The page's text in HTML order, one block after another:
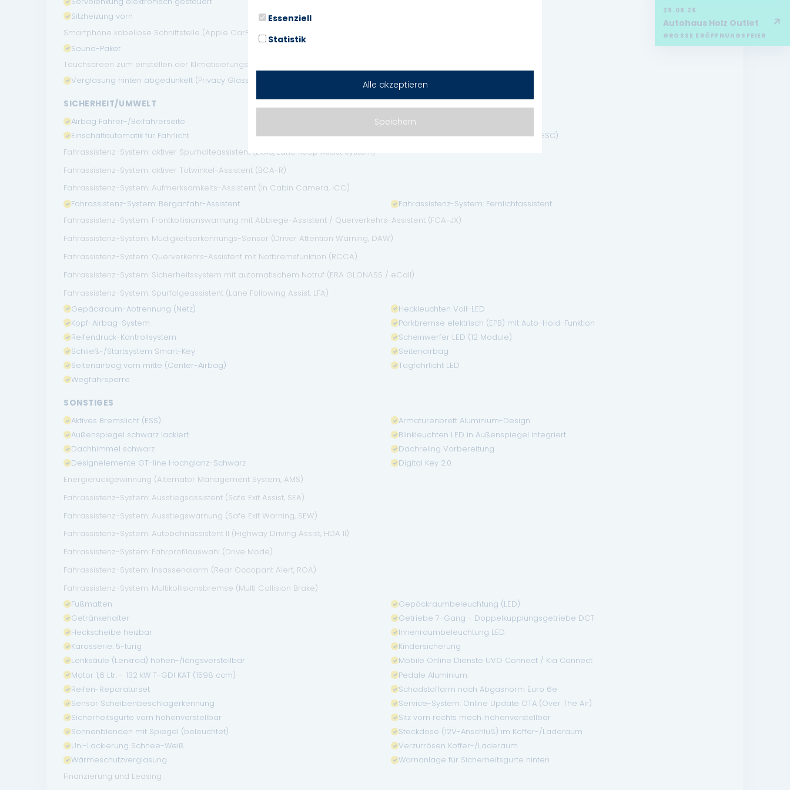
Sitzheizung vorn
Smartphone kabellose Schnittstelle (Apple CarPlay & Android Auto)
Sound-Paket
Touchscreen zum einstellen der Klimatisierungsanlage (5,3 Zoll)
Verglasung hinten abgedunkelt (Privacy Glass)
Zentralverriegelung
SICHERHEIT/UMWELT
Airbag Fahrer-/Beifahrerseite
Anti-Blockier-System (ABS)
Einschaltautomatik für Fahrlicht
Elektron. Stabilitäts-Programm (ESP / ESC)
Fahrassistenz-System: aktiver Spurhalteassistent (LKAS, Lane Keep Assist System)
Fahrassistenz-System: aktiver Totwinkel-Assistent (BCA-R)
Fahrassistenz-System: Aufmerksamkeits-Assistent (In Cabin Camera, ICC)
Fahrassistenz-System: Berganfahr-Assistent
Fahrassistenz-System: Fernlichtassistent
Fahrassistenz-System: Frontkollisionswarnung mit Abbiege-Assistent / Querverkehrs-Assistent (FCA-JX)
Fahrassistenz-System: Müdigkeitserkennungs-Sensor (Driver Attention Warning, DAW)
Fahrassistenz-System: Querverkehrs-Assistent mit Notbremsfunktion (RCCA)
Fahrassistenz-System: Sicherheitssystem mit automatischem Notruf (ERA GLONASS / eCall)
Fahrassistenz-System: Spurfolgeassistent (Lane Following Assist, LFA)
Gepäckraum-Abtrennung (Netz)
Heckleuchten Voll-LED
Kopf-Airbag-System
Parkbremse elektrisch (EPB) mit Auto-Hold-Funktion
Reifendruck-Kontrollsystem
Scheinwerfer LED (12 Module)
Schließ-/Startsystem Smart-Key
Seitenairbag
Seitenairbag vorn mitte (Center-Airbag)
Tagfahrlicht LED
Wegfahrsperre
SONSTIGES
Aktives Bremslicht (ESS)
Armaturenbrett Aluminium-Design
Außenspiegel schwarz lackiert
Blinkleuchten LED in Außenspiegel integriert
Dachhimmel schwarz
Dachreling Vorbereitung
Designelemente GT-line Hochglanz-Schwarz
Digital Key 2.0
Energierückgewinnung (Alternator Management System, AMS)
Fahrassistenz-System: Ausstiegsassistent (Safe Exit Assist, SEA)
Fahrassistenz-System: Ausstiegswarnung (Safe Exit Warning, SEW)
Fahrassistenz-System: Autobahnassistent II (Highway Driving Assist, HDA II)
Fahrassistenz-System: Fahrprofilauswahl (Drive Mode)
Fahrassistenz-System: Insassenalarm (Rear Occopant Alert, ROA)
Fahrassistenz-System: Multikollisionsbremse (Multi Collision Brake)
Fußmatten
Gepäckraumbeleuchtung (LED)
Getränkehalter
Getriebe 7-Gang - Doppelkupplungsgetriebe DCT
Heckscheibe heizbar
Innenraumbeleuchtung LED
Karosserie: 5-türig
Kindersicherung
Lenksäule (Lenkrad) höhen-/längsverstellbar
Mobile Online Dienste UVO Connect / Kia Connect
Motor 1,6 Ltr. - 132 kW T-GDI KAT (1598 ccm)
Pedale Aluminium
Reifen-Reparaturset
Schadstoffarm nach Abgasnorm Euro 6e
Sensor Scheibenbeschlagerkennung
Service-System: Online Update OTA (Over The Air)
Sicherheitsgurte vorn höhenverstellbar
Sitz vorn rechts mech. höhenverstellbar
Sonnenblenden mit Spiegel (beleuchtet)
Steckdose (12V-Anschluß) im Koffer-/Laderaum
Uni-Lackierung Schnee-Weiß
Verzurrösen Koffer-/Laderaum
Wärmeschutzverglasung
Warnanlage für Sicherheitsgurte hinten
Finanzierung und Leasing :
29.08.26
Autohaus Holz Outlet
GROSSE ERÖFFNUNGSFEIER
↗
Essenziell
Statistik
Alle akzeptieren
Speichern